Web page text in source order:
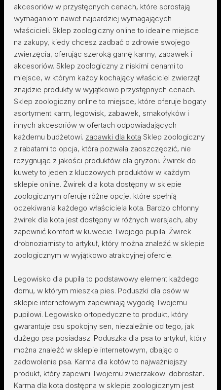
akcesoriów w przystępnych cenach, które sprostają
wymaganiom nawet najbardziej wymagających
właścicieli. Sklep zoologiczny online to idealne miejsce
na zakupy, kiedy chcesz zadbać o zdrowie swojego
zwierzęcia, oferując szeroką gamę karmy, zabawek i
akcesoriów. Sklep zoologiczny z niskimi cenami to
miejsce, w którym każdy kochający właściciel zwierząt
znajdzie produkty w wyjątkowo przystępnych cenach.
Sklep zoologiczny online to miejsce, które oferuje bogaty
asortyment karm, legowisk, zabawek, smakołyków i
innych akcesoriów w ofertach odpowiadających
każdemu budżetowi. zabawki dla kota Sklep zoologiczny
z rabatami to opcja, która pozwala zaoszczędzić, nie
rezygnując z jakości produktów dla gryzoni. Żwirek do
kuwety to jeden z kluczowych produktów w każdym
sklepie online. Żwirek dla kota dostępny w sklepie
zoologicznym oferuje różne opcje, które spełnią
oczekiwania każdego właściciela kota. Bardzo chłonny
żwirek dla kota jest dostępny w różnych wersjach, aby
zapewnić komfort w kuwecie Twojego pupila. Żwirek
drobnoziarnisty to artykuł, który można znaleźć w sklepie
zoologicznym w wyjątkowo atrakcyjnej ofercie.
Legowisko dla pupila to podstawowy element każdego
domu, w którym mieszka pies. Poduszki dla psów w
sklepie internetowym zapewniają wygodę Twojemu
pupilowi. Legowisko ortopedyczne to produkt, który
gwarantuje psu spokojny sen, niezależnie od tego, jak
dużego psa posiadasz. Poduszka dla psa to artykuł, który
można znaleźć w sklepie internetowym, dbając o
zadowolenie psa. Karma dla kotów to najważniejszy
produkt, który zapewni Twojemu zwierzakowi dobrostan.
Karma dla kota dostępna w sklepie zoologicznym jest